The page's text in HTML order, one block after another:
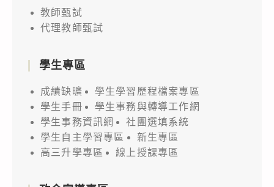
教師甄試
代理教師甄試
學生專區
成績缺曠
學生學習歷程檔案專區
學生手冊
學生事務與轉導工作網
學生事務資訊網
社團選填系統
學生自主學習專區
新生專區
高三升學專區
線上授課專區